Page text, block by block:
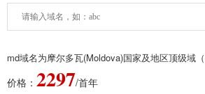
md域名为摩尔多瓦(Moldova)国家及地区顶级域（
价格： 2297/首年